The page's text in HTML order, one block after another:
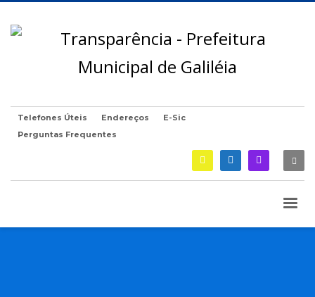
Telefones Úteis Endereços
E-Sic
Perguntas Frequentes